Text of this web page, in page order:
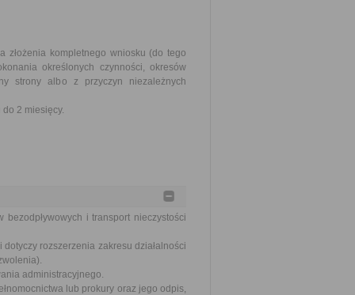
złożenia kompletnego wniosku (do tego
określonych czynności, okresów
strony albo z przyczyn niezależnych
2 miesięcy.
i transport nieczystości
rozszerzenia zakresu działalności
administracyjnego.
lub prokury oraz jego odpis,